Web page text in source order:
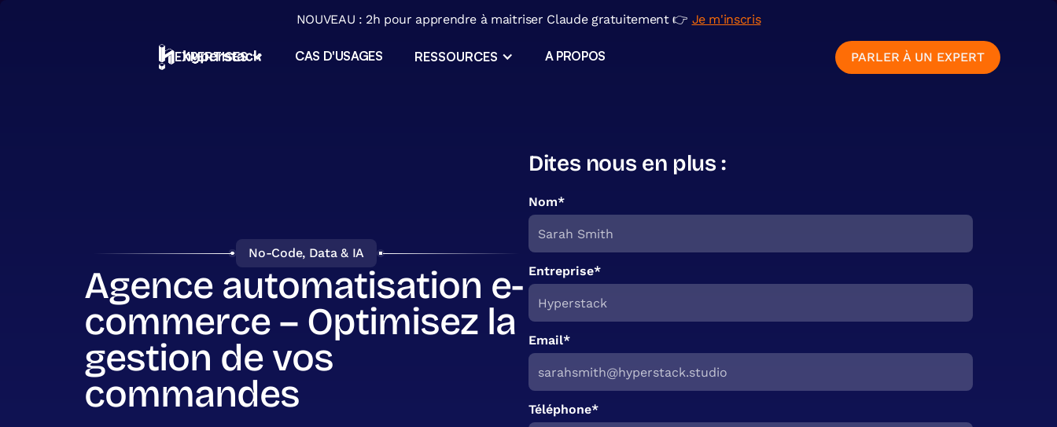
NOUVEAU : 2h pour apprendre à maitriser Claude gratuitement 👉 Je m'inscris
EXPERTISES
Transition IA & Conseil
Conseil, diagnostic et formation pour réussir
votre transition vers l'IA
Applications métiers
Migration Excel
CAS D'USAGES RESSOURCES A PROPOS PARLER À UN EXPERT
No-Code, Data & IA
Agence automatisation e-
commerce – Optimisez la
gestion de vos
commandes
Dites nous en plus :
Nom*
Entreprise*
Email*
Téléphone*